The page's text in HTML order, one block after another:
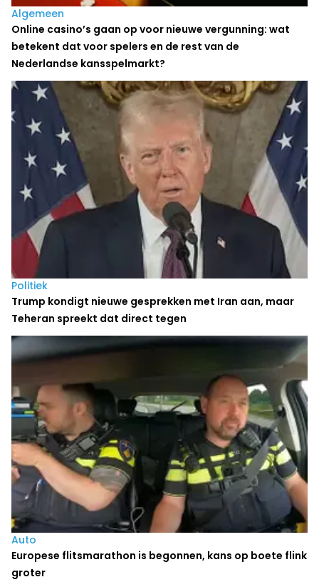
Algemeen
Online casino’s gaan op voor nieuwe vergunning: wat
betekent dat voor spelers en de rest van de
Nederlandse kansspelmarkt?
Politiek
Trump kondigt nieuwe gesprekken met Iran aan, maar
Teheran spreekt dat direct tegen
Auto
Europese flitsmarathon is begonnen, kans op boete flink
groter